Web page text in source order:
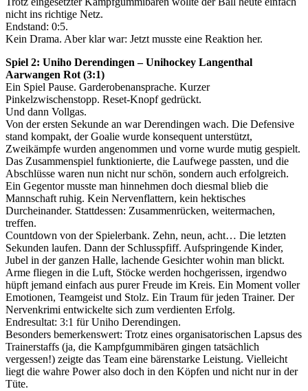
nicht ins richtige Netz.
Endstand: 0:5.
Kein Drama. Aber klar war: Jetzt musste eine Reaktion her.
Spiel 2: Uniho Derendingen – Unihockey Langenthal
Aarwangen Rot (3:1)
Ein Spiel Pause. Garderobenansprache. Kurzer
Pinkelzwischenstopp. Reset-Knopf gedrückt.
Und dann Vollgas.
Von der ersten Sekunde an war Derendingen wach. Die Defensive
stand kompakt, der Goalie wurde konsequent unterstützt,
Zweikämpfe wurden angenommen und vorne wurde mutig gespielt.
Das Zusammenspiel funktionierte, die Laufwege passten, und die
Abschlüsse waren nun nicht nur schön, sondern auch erfolgreich.
Ein Gegentor musste man hinnehmen doch diesmal blieb die
Mannschaft ruhig. Kein Nervenflattern, kein hektisches
Durcheinander. Stattdessen: Zusammenrücken, weitermachen,
treffen.
Countdown von der Spielerbank. Zehn, neun, acht… Die letzten
Sekunden laufen. Dann der Schlusspfiff. Aufspringende Kinder,
Jubel in der ganzen Halle, lachende Gesichter wohin man blickt.
Arme fliegen in die Luft, Stöcke werden hochgerissen, irgendwo
hüpft jemand einfach aus purer Freude im Kreis. Ein Moment voller
Emotionen, Teamgeist und Stolz. Ein Traum für jeden Trainer. Der
Nervenkrimi entwickelte sich zum verdienten Erfolg.
Endresultat: 3:1 für Uniho Derendingen.
Besonders bemerkenswert: Trotz eines organisatorischen Lapsus des
Trainerstaffs (ja, die Kampfgummibären gingen tatsächlich
vergessen!) zeigte das Team eine bärenstarke Leistung. Vielleicht
liegt die wahre Power also doch in den Köpfen und nicht nur in der
Tüte.